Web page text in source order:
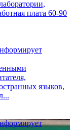
плата 60-90
языков,